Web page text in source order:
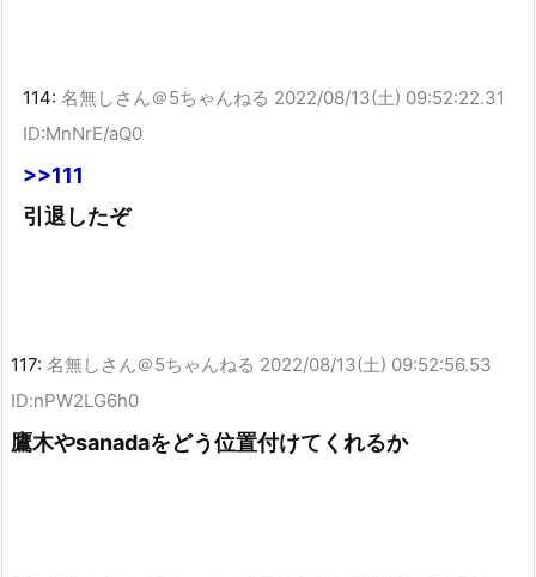
114: 名無しさん＠5ちゃんねる 2022/08/13(土) 09:52:22.31
ID:MnNrE/aQ0
>>111
引退したぞ
117: 名無しさん＠5ちゃんねる 2022/08/13(土) 09:52:56.53
ID:nPW2LG6h0
鷹木やsanadaをどう位置付けてくれるか